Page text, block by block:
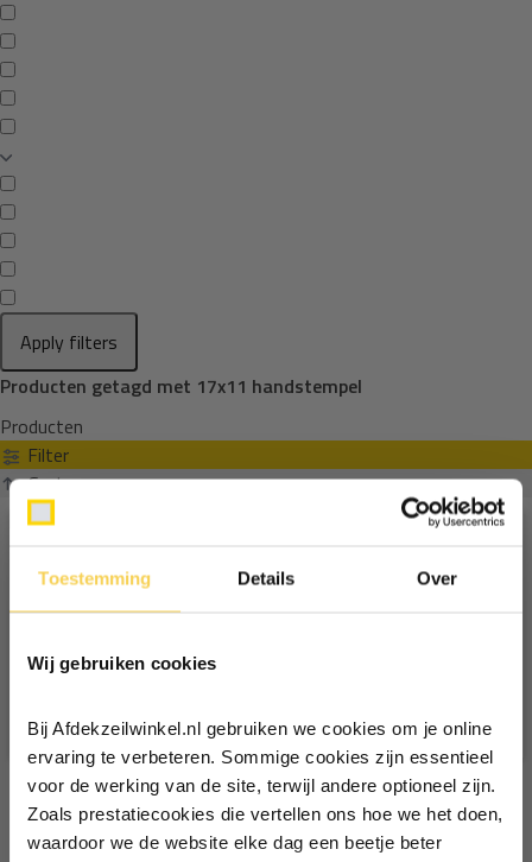
Toestemming Details Over
Wij gebruiken cookies
Bij Afdekzeilwinkel.nl gebruiken we cookies om je online
ervaring te verbeteren. Sommige cookies zijn essentieel
voor de werking van de site, terwijl andere optioneel zijn.
Zoals prestatiecookies die vertellen ons hoe we het doen,
waardoor we de website elke dag een beetje beter
Apply filters
Producten getagd met 17x11 handstempel
Producten
Filter
Sorteren op
Ontvang €5,- korting!
Schrijf je in voor de nieuwsbrief en
Vul je e-mailadres in‍⁪⁪
Particulier Zakelijk